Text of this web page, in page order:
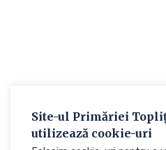
Site-ul Primăriei
utilizează cookie-uri